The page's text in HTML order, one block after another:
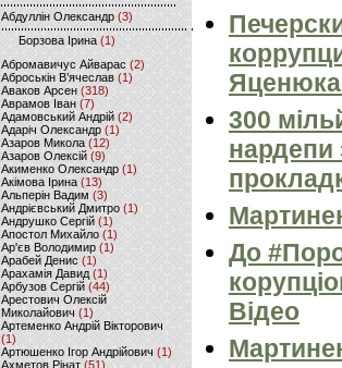
Абдуллін Олександр (3)
Борзова Ірина(1)
Абромавичус Айварас (2)
Аброськін В’ячеслав(1)
Аваков Арсен (318)
Аврамов Іван (7)
Адамовський Андрій(2)
Адаріч Олександр (1)
Азаров Микола (12)
Азаров Олексій (9)
Акименко Олександр(1)
Акімова Ірина(13)
Альперін Вадим (3)
Андрієвський Дмитро(1)
Андрушко Сергій(1)
Апостол Михайло(1)
Ар'єв Володимир (1)
Арабей Денис(1)
Арахамія Давид (1)
Арбузов Сергій (44)
Арестович Олексій
Миколайович(1)
Артеменко Андрій Вікторович
(1)
Артюшенко Ігор Андрійович(1)
Ахметов Рінат(51)
300
нардепи
До
Відео